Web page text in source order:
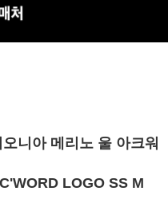
니아 메리노 울 아크워
LOGO SS M